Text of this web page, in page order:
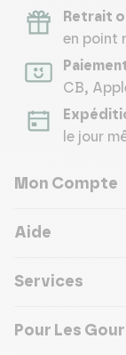
Retrait
en point
CB,
le jour
Mon Compte
Aide
Services
Pour Les